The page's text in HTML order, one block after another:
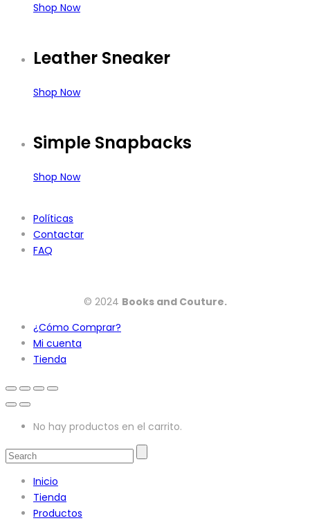
Shop Now
Leather Sneaker
Shop Now
Simple Snapbacks
Shop Now
Políticas
Contactar
FAQ
© 2024 Books and Couture.
¿Cómo Comprar?
Mi cuenta
Tienda
No hay productos en el carrito.
Inicio
Tienda
Productos